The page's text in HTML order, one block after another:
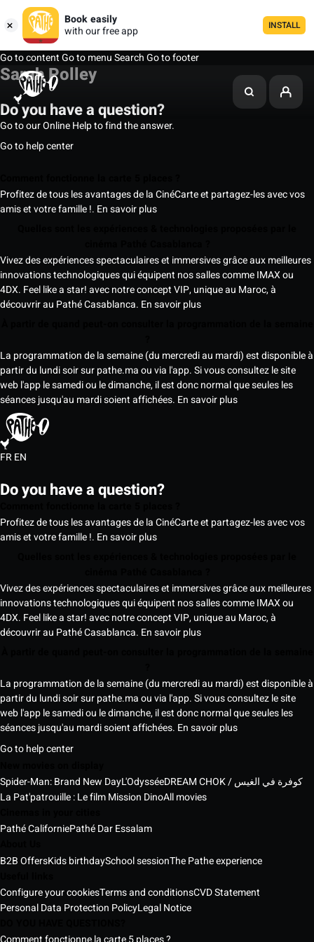
Book easily
with our free app
INSTALL
Go to contentGo to menuSearchGo to footer
Sarah Polley
Do you have a question?
Go to our Online Help to find the answer.
Go to help center
Profitez de tous les avantages de la CinéCarte et partagez-les avec vos
amis et votre famille !. En savoir plus
Vivez des expériences spectaculaires et immersives grâce aux meilleures
innovations technologiques qui équipent nos salles comme IMAX ou
4DX. Feel like a star! avec notre concept VIP, unique au Maroc, à
découvrir au Pathé Casablanca. En savoir plus
La programmation de la semaine (du mercredi au mardi) est disponible à
partir du lundi soir sur pathe.ma ou via l'app. Si vous consultez le site
web l'app le samedi ou le dimanche, il est donc normal que seules les
séances jusqu'au mardi soient affichées. En savoir plus
FREN
Do you have a question?
Profitez de tous les avantages de la CinéCarte et partagez-les avec vos
amis et votre famille !. En savoir plus
Vivez des expériences spectaculaires et immersives grâce aux meilleures
innovations technologiques qui équipent nos salles comme IMAX ou
4DX. Feel like a star! avec notre concept VIP, unique au Maroc, à
découvrir au Pathé Casablanca. En savoir plus
La programmation de la semaine (du mercredi au mardi) est disponible à
partir du lundi soir sur pathe.ma ou via l'app. Si vous consultez le site
web l'app le samedi ou le dimanche, il est donc normal que seules les
séances jusqu'au mardi soient affichées. En savoir plus
Go to help center
Spider-Man: Brand New DayL'Odyssée
DREAM CHOK / كوفرة في الغيس
La Pat'patrouille : Le film Mission DinoAll movies
Pathé CaliforniePathé Dar Essalam
B2B OffersKids birthdaySchool sessionThe Pathe experience
Configure your cookiesTerms and conditionsCVD Statement
Personal Data Protection PolicyLegal Notice